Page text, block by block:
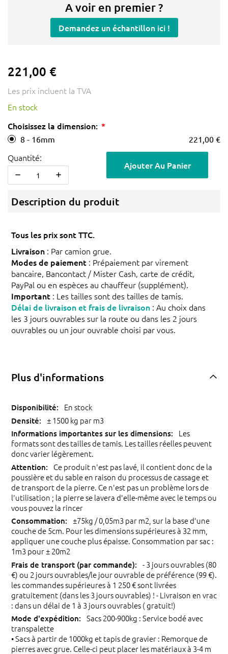
A voir en premier ?
Demandez un échantillon ici !
221,00 €
Les prix incluent la TVA
En stock
Choisissez la dimension:
8 - 16mm 221,00 €
Quantité:
Ajouter Au Panier
Description du produit
Tous les prix sont TTC.
Livraison : Par camion grue.
Modes de paiement : Prépaiement par virement
bancaire, Bancontact / Mister Cash, carte de crédit,
PayPal ou en espèces au chauffeur (supplément).
Important : Les tailles sont des tailles de tamis.
Délai de livraison et frais de livraison : Au choix dans
les 3 jours ouvrables sur la route ou dans les 2 jours
ouvrables ou un jour ouvrable choisi par vous.
Plus d'informations
En stock
± 1500 kg par m3
Les
formats sont des tailles de tamis. Les tailles réelles peuvent
donc varier légèrement.
Ce produit n'est pas lavé, il contient donc de la
poussière et du sable en raison du processus de cassage et
de transport de la pierre. Ce n'est pas un problème lors de
l'utilisation ; la pierre se lavera d'elle-même avec le temps ou
vous pouvez la rincer
±75kg / 0,05m3 par m2, sur la base d'une
couche de 5cm. Pour les dimensions supérieures à 32 mm,
appliquer une couche plus épaisse. Consommation par sac :
1m3 pour ± 20m2
- 3 jours ouvrables (80
€) ou 2 jours ouvrables/le jour ouvrable de préférence (99 €).
les commandes supérieures à 1 250 € sont livrées
gratuitement (dans les 3 jours ouvrables) ! - Livraison en vrac
: dans un délai de 1 à 3 jours ouvrables ( gratuit!)
Sacs 200-900kg : Service bodé avec
transpalette
• Sacs à partir de 1000kg et tapis de gravier : Remorque de
pierres avec grue. Celle-ci peut placer les matériaux à 3-4 m